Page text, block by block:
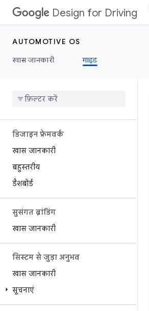
Design for Driving
AUTOMOTIVE OS
खास जानकारी
गाइड
डिजाइन फ्रेमवर्क
खास जानकारी
बहुस्तरीय
डैशबोर्ड
सुसंगत ब्रांडिंग
खास जानकारी
सिस्टम से जुड़ा अनुभव
खास जानकारी
सूचनाएं